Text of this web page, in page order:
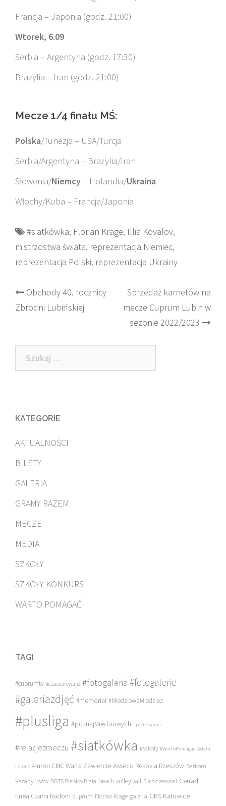
Francja – Japonia (godz. 21:00)
Wtorek, 6.09
Serbia – Argentyna (godz. 17:30)
Brazylia – Iran (godz. 21:00)
Mecze 1/4 finału MŚ:
Polska/Tunezja – USA/Turcja
Serbia/Argentyna – Brazylia/Iran
Słowenia/Niemcy– Holandia/Ukraina
Włochy/Kuba – Francja/Japonia
#siatkówka, Florian Krage, Illia Kovalov,
mistrzostwa świata, reprezentacja Niemiec,
reprezentacja Polski, reprezentacja Ukrainy
Post
navigation
Obchody 40. rocznicy
Zbrodni Lubińskiej
Sprzedaż karnetów na
mecze Cuprum Lubin w
sezonie 2022/2023
Szukaj:
KATEGORIE
AKTUALNOŚCI
BILETY
GALERIA
GRAMY RAZEM
MECZE
MEDIA
SZKOŁY
SZKOŁY KONKURS
WARTO POMAGAĆ
TAGI
#cuprumtv #czasnarewanż #fotogaleria #fotogalerie
#galeriazdjęć #memoriał #MiedziowaMlodziez
#plusliga #poznajMiedziowych #pożegnania
#relacjezmeczu #siatkówka #szkoły #WartoPomagac Adam
Lorenc Aluron CMC Warta Zawiercie Asseco Resovia Rzeszów Barkom
Każany Lwów BBTS Bielsko-Biała beach volleyball Biało-czerwoni Cerrad
Enea Czarni Radom cuprum Florian Krage galeria GKS Katowice